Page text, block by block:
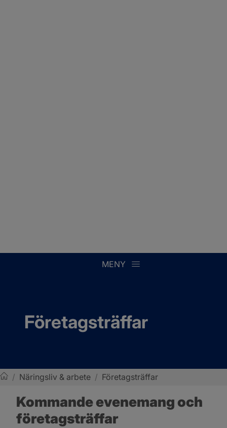
MENY
Företagsträffar
/ Näringsliv & arbete / Företagsträffar
Kommande evenemang och
företagsträffar